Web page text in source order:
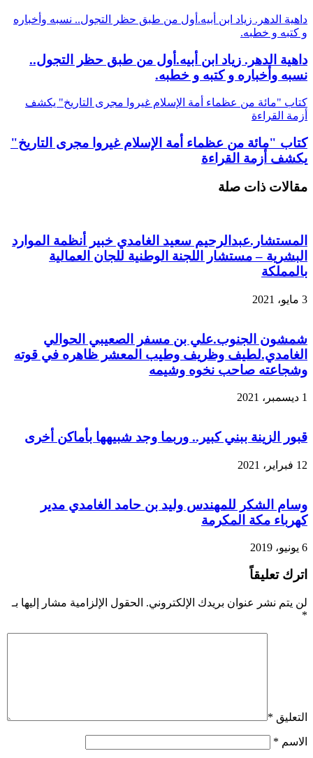
داهية الدهر. زياد ابن أبيه.أول من طبق حظر التجول.. نسبه وأخباره
و كتبه و خطبه.
داهية الدهر. زياد ابن أبيه.أول من طبق حظر التجول..
نسبه وأخباره و كتبه و خطبه.
كتاب "مائة من عظماء أمة الإسلام غيروا مجرى التاريخ" يكشف
أزمة القراءة
كتاب "مائة من عظماء أمة الإسلام غيروا مجرى التاريخ"
يكشف أزمة القراءة
مقالات ذات صلة
المستشار.عبدالرحيم سعيد الغامدي خبير أنظمة الموارد
البشرية – مستشار اللجنة الوطنية للجان العمالية
بالمملكة
3 مايو، 2021
شمشون الجنوب.علي بن مسفر الصعيبي الحوالي
الغامدي.لطيف وظريف وطيب المعشر ظاهره في قوته
وشجاعته صاحب نخوه وشيمه
1 ديسمبر، 2021
قبور الزينة ببني كبير.. وربما وجد شبيهها بأماكن أخرى
12 فبراير، 2021
وسام الشكر للمهندس وليد بن حامد الغامدي مدير
كهرباء مكة المكرمة
6 يونيو، 2019
اترك تعليقاً
لن يتم نشر عنوان بريدك الإلكتروني. الحقول الإلزامية مشار إليها بـ
*
التعليق *
الاسم *